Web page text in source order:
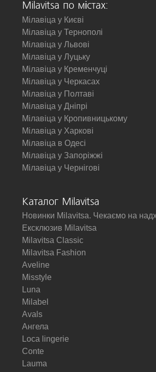
Milavitsa по містах:
Мілавіца у Києві
Мілавіца у Тернополі
Мілавіца у Львові
Мілавіца у Луцьку
Мілавіца у Кременчуці
Мілавіца у Черкасах
Мілавіца у Полтаві
Мілавіца у Дніпрі
Мілавіца у Кропивницькому
Мілавіца у Харкові
Мілавіца в Одесі
Мілавіца у Запоріжжі
Мілавіца у Чернігові
Каталог Milavitsa
Новинки Milavitsa. Чекаємо на
Ексклюзив Milavitsa
Milavitsa Classic
Milavitsa Fashion
Aveline
Misstyle
Luna
Milabel
Avals
Ангела
Loca lingerie
Conte
Lauma